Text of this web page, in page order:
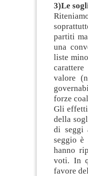
3)Le
partiti
una
liste
valore
forze
Gli
della
di seggi
seggio è
hanno
voti. In
favore